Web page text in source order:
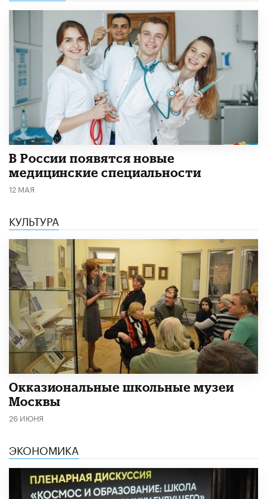
В России появятся новые
медицинские специальности
12 МАЯ
КУЛЬТУРА
​Окказиональные школьные музеи
Москвы
26 ИЮНЯ
ЭКОНОМИКА